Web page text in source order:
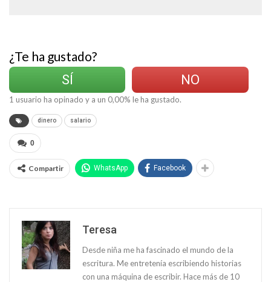
¿Te ha gustado?
SÍ
NO
1 usuario ha opinado y a un 0,00% le ha gustado.
dinero salario
0
Compartir WhatsApp Facebook
Teresa
Desde niña me ha fascinado el mundo de la
escritura. Me entretenía escribiendo historias
con una máquina de escribir. Hace más de 10